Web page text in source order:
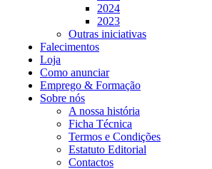
2024
2023
Outras iniciativas
Falecimentos
Loja
Como anunciar
Emprego & Formação
Sobre nós
A nossa história
Ficha Técnica
Termos e Condições
Estatuto Editorial
Contactos